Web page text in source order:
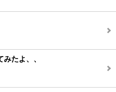
たよ、、